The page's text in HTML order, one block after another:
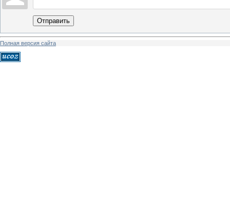
Отправить
Полная версия сайта